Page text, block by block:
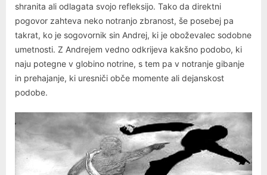
shranita ali odlagata svojo refleksijo. Tako da direktni
pogovor zahteva neko notranjo zbranost, še posebej pa
takrat, ko je sogovornik sin Andrej, ki je oboževalec sodobne
umetnosti. Z Andrejem vedno odkrijeva kakšno podobo, ki
naju potegne v globino notrine, s tem pa v notranje gibanje
in prehajanje, ki uresniči obče momente ali dejanskost
podobe.